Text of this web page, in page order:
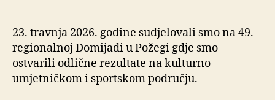
23. travnja 2026. godine sudjelovali smo na 49.
regionalnoj Domijadi u Požegi gdje smo
ostvarili odlične rezultate na kulturno-
umjetničkom i sportskom području.